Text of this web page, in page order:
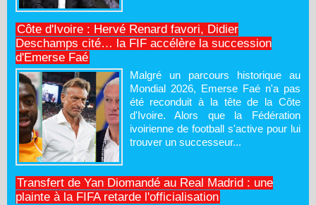
Côte d'Ivoire : Hervé Renard favori, Didier
Deschamps cité… la FIF accélère la succession
d'Emerse Faé
Malgré un parcours historique au
Mondial 2026, Emerse Faé n'a pas
été reconduit à la tête de la Côte
d'Ivoire. Alors que la Fédération
ivoirienne de football s'active pour lui
trouver un successeur...
Transfert de Yan Diomandé au Real Madrid : une
plainte à la FIFA retarde l'officialisation